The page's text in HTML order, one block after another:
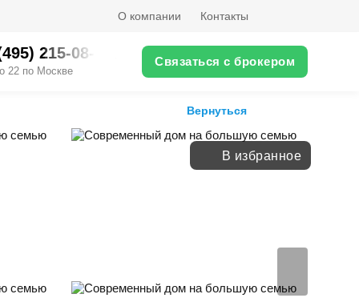
О компании Контакты
215-08-XX
22 по Москве
Связаться с брокером
Вернуться
В избранное